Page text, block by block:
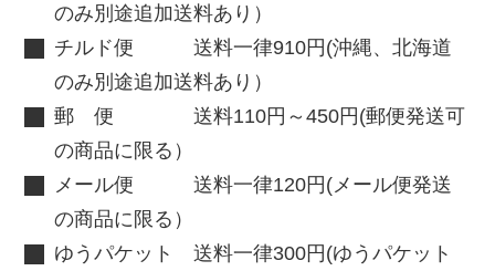
のみ別途追加送料あり）
チルド便 送料一律910円(沖縄、北海道
のみ別途追加送料あり）
郵 便 送料110円～450円(郵便発送可
の商品に限る）
メール便 送料一律120円(メール便発送
の商品に限る）
ゆうパケット 送料一律300円(ゆうパケット